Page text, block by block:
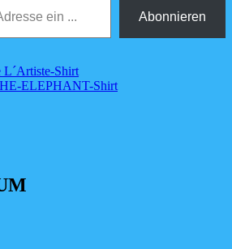
Abonnieren
L´Artiste-Shirt
ELEPHANT-Shirt